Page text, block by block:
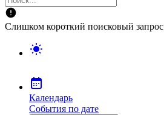
Слишком короткий поисковый запрос
Календарь
События по дате